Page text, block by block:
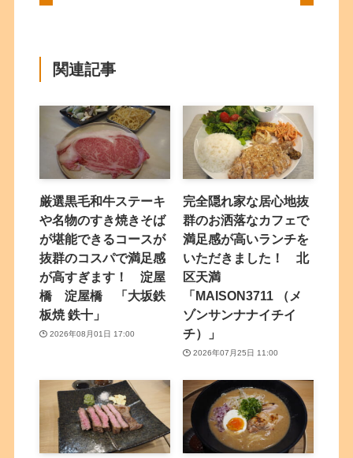
関連記事
厳選黒毛和牛ステーキ
や名物のすき焼きそば
が堪能できるコースが
抜群のコスパで満足感
が高すぎます！ 淀屋
橋 淀屋橋 「大坂鉄
板焼 鉄十」
2026年08月01日 17:00
完全隠れ家な居心地抜
群のお洒落なカフェで
満足感が高いランチを
いただきました！ 北
区天満
「MAISON3711 （メ
ゾンサンナナイチイ
チ）」
2026年07月25日 11:00